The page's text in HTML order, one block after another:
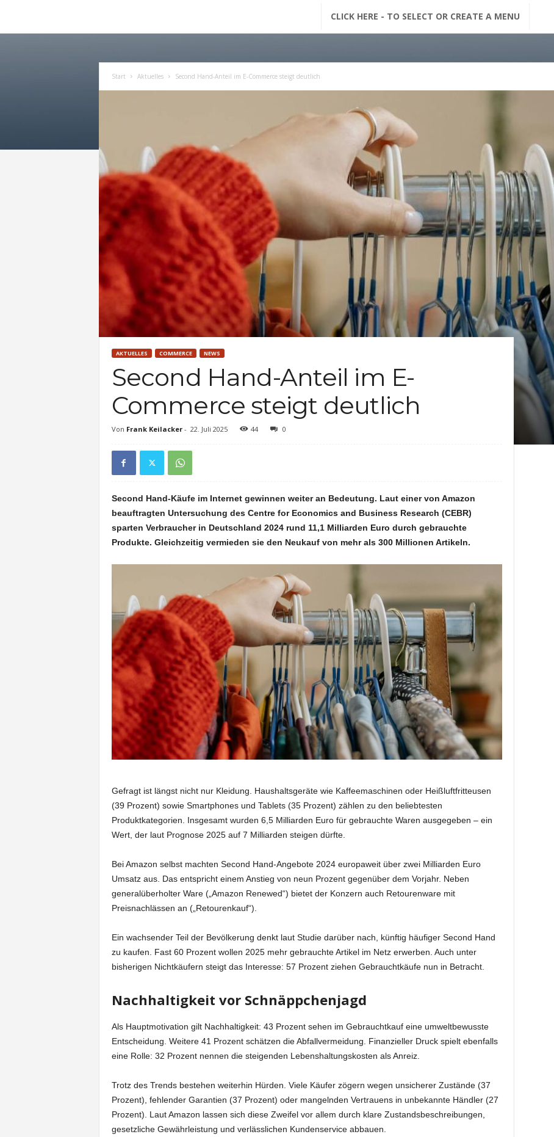
h
e
CLICK HERE - TO SELECT OR CREATE A MENU
Start Aktuelles Second Hand-Anteil im E-Commerce steigt deutlich
AKTUELLES COMMERCE NEWS
Second Hand-Anteil im E-
Commerce steigt deutlich
Von Frank Keilacker- 22. Juli 2025 44 0
Second Hand-Käufe im Internet gewinnen weiter an Bedeutung. Laut einer von Amazon
beauftragten Untersuchung des Centre for Economics and Business Research (CEBR)
sparten Verbraucher in Deutschland 2024 rund 11,1 Milliarden Euro durch gebrauchte
Produkte. Gleichzeitig vermieden sie den Neukauf von mehr als 300 Millionen Artikeln.
Gefragt ist längst nicht nur Kleidung. Haushaltsgeräte wie Kaffeemaschinen oder Heißluftfritteusen
(39 Prozent) sowie Smartphones und Tablets (35 Prozent) zählen zu den beliebtesten
Produktkategorien. Insgesamt wurden 6,5 Milliarden Euro für gebrauchte Waren ausgegeben – ein
Wert, der laut Prognose 2025 auf 7 Milliarden steigen dürfte.
Bei Amazon selbst machten Second Hand-Angebote 2024 europaweit über zwei Milliarden Euro
Umsatz aus. Das entspricht einem Anstieg von neun Prozent gegenüber dem Vorjahr. Neben
generalüberholter Ware („Amazon Renewed“) bietet der Konzern auch Retourenware mit
Preisnachlässen an („Retourenkauf“).
Ein wachsender Teil der Bevölkerung denkt laut Studie darüber nach, künftig häufiger Second Hand
zu kaufen. Fast 60 Prozent wollen 2025 mehr gebrauchte Artikel im Netz erwerben. Auch unter
bisherigen Nichtkäufern steigt das Interesse: 57 Prozent ziehen Gebrauchtkäufe nun in Betracht.
Nachhaltigkeit vor Schnäppchenjagd
Als Hauptmotivation gilt Nachhaltigkeit: 43 Prozent sehen im Gebrauchtkauf eine umweltbewusste
Entscheidung. Weitere 41 Prozent schätzen die Abfallvermeidung. Finanzieller Druck spielt ebenfalls
eine Rolle: 32 Prozent nennen die steigenden Lebenshaltungskosten als Anreiz.
Trotz des Trends bestehen weiterhin Hürden. Viele Käufer zögern wegen unsicherer Zustände (37
Prozent), fehlender Garantien (37 Prozent) oder mangelnden Vertrauens in unbekannte Händler (27
Prozent). Laut Amazon lassen sich diese Zweifel vor allem durch klare Zustandsbeschreibungen,
gesetzliche Gewährleistung und verlässlichen Kundenservice abbauen.